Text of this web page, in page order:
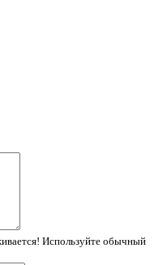
Используйте обычный